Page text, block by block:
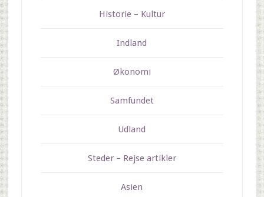
Historie – Kultur
Indland
Økonomi
Samfundet
Udland
Steder – Rejse artikler
Asien